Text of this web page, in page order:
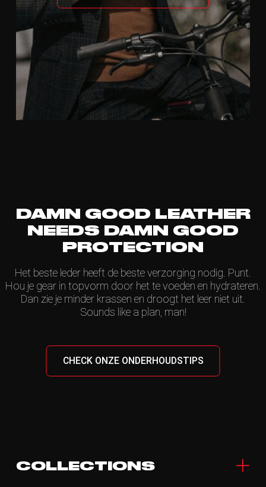
DAMN GOOD LEATHER
NEEDS DAMN GOOD
PROTECTION
Het beste leder heeft de beste verzorging nodig. Punt.
Hou je gear in topvorm door het te voeden en hydrateren.
Dan zie je minder krassen en droogt het leer niet uit.
Sounds like a plan, man!
CHECK ONZE ONDERHOUDSTIPS
COLLECTIONS